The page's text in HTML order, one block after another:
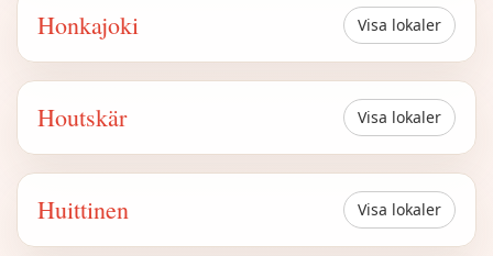
Honkajoki Visa lokaler
Houtskär Visa lokaler
Huittinen Visa lokaler